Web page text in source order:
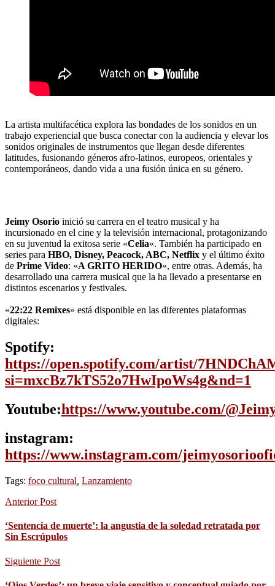
La artista multifacética explora las bondades de los sonidos en un
trabajo experiencial que busca conectar con la audiencia y elevar los
sonidos originales de instrumentos que llegan desde diferentes
latitudes, fusionando géneros afro-latinos, europeos, orientales y
contemporáneos, dando vida a una fusión única en su género.
Jeimy Osorio inició su carrera en el teatro musical y ha
incursionado en el cine y la televisión internacional, protagonizando
en su juventud la exitosa serie «Celia«. También ha participado en
series para HBO, Disney, Peacock, ABC, Netflix y el último éxito
de Prime Video: «A GRITO HERIDO«, entre otras. Además, ha
desarrollado una carrera musical que la ha llevado a presentarse en
distintos escenarios y festivales.
«22:22 Remixes» está disponible en las diferentes plataformas
digitales:
Spotify:
https://open.spotify.com/artist/
si=mxcBz7kTS52o7HwIpoWs4g&nd=1
Youtube:https://www.youtube.com/
instagram:
https://www.instagram.com/
Tags: foco cultural Lanzamiento
Anterior Post
‘Sentencia de muerte’: la angustia de la soledad retratada por
Sin Escrúpulos
Siguiente Post